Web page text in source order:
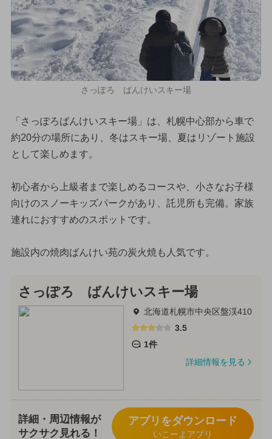
さっぽろ ばんけいスキー場
「さっぽろばんけいスキー場」は、札幌中心部から車で
約20分の場所にあり、冬はスキー場、夏はリゾート施設
として楽しめます。
初心者から上級者まで楽しめるコースや、小さなお子様
向けのスノーキッズパークがあり、託児所も完備。家族
連れにおすすめのスポットです。
施設内の焼肉ばんけい苑の炭火焼も人気です。
さっぽろ ばんけいスキー場
北海道札幌市中央区盤渓410
3.5
1件
詳細情報を見る
詳細・周辺情報が
サクサク見れる！
アプリをダウンロード
いこーよアプリ